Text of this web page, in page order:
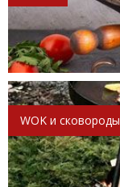
WOK и сковороды